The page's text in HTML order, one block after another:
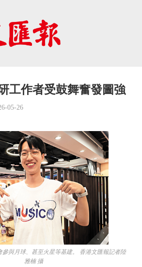
工作者受鼓舞奮發圖強
05-26
參與月球、甚至火星等基建。 香港文匯報記者陸
雅楠 攝